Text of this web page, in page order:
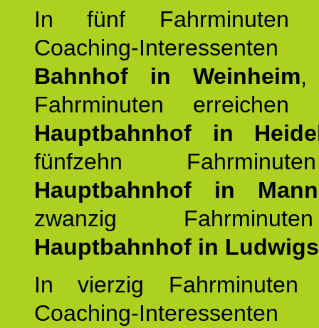
In fünf Fahrminuten
Coaching-
Bahnhof in Weinheim,
Fahrminuten
Hauptbahnhof in
fünfzehn
Hauptbahnhof in
zwanzig
Hauptbahnhof in
In vierzig Fahrminuten
Coaching-